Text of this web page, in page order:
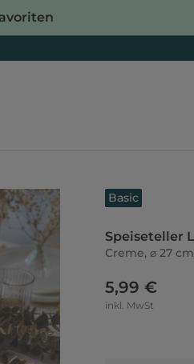
Basic
Speiseteller
Creme, ⌀ 27
5,99 €
inkl. MwSt